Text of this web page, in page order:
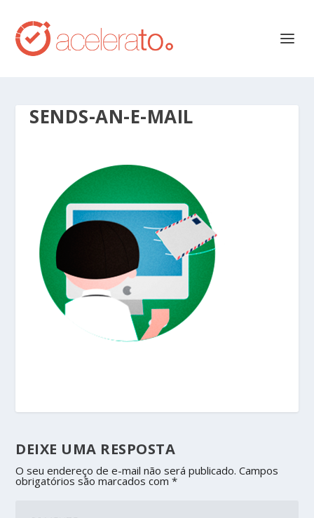
SENDS-AN-E-MAIL
DEIXE UMA RESPOSTA
O seu endereço de e-mail não será publicado. Campos
obrigatórios são marcados com*